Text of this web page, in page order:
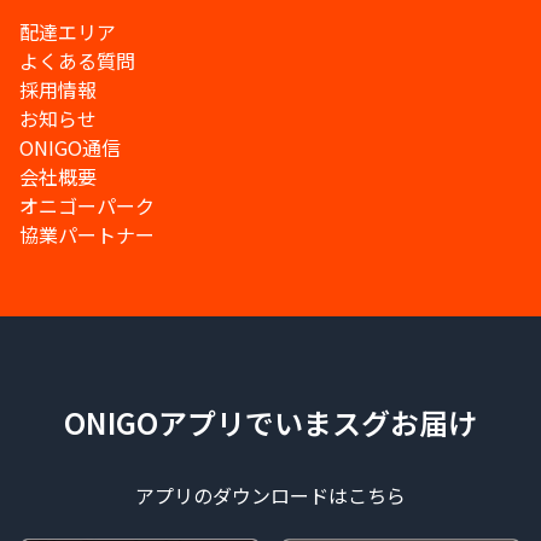
配達エリア
よくある質問
採用情報
お知らせ
ONIGO通信
会社概要
オニゴーパーク
協業パートナー
ONIGOアプリでいまスグお届け
アプリのダウンロードはこちら